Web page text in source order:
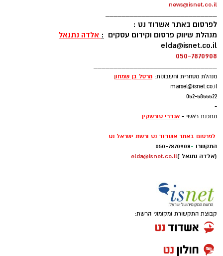
news@isnet.co.il
____________________________
לפרסום באתר אשדוד נט :
מנהלת שיווק פרסום וקידום עסקים : אלדה נתנאל
elda@isnet.co.il
050-7870908
_______________________________
מנהלת מסחרית וחשבונות: מרסל בן שמחון
marsel@isnet.co.il
052-5855522
-
מתכנת ראשי - אנדרי טורשקין
__________________________
לפרסום באתר אשדוד נט ורשת ישראל נט
התקשרו -
050-7870908
(אלדה נתנאל )elda@isnet.co.il
קבוצת התקשורת ומקומוני הרשת: